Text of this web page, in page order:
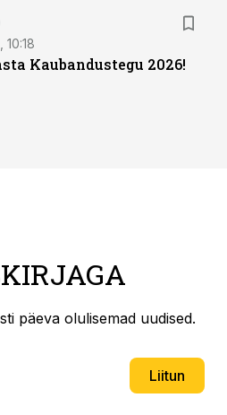
Kaubandustegu 2026!
päeva olulisemad uudised.
Liitun